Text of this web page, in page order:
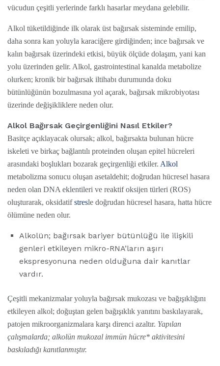
vücudun çeşitli yerlerinde farklı hasarlar meydana gelebilir.
Alkol tüketildiğinde ilk olarak üst bağırsak sisteminde emilip,
daha sonra kan yoluyla karaciğere girdiğinden; ince bağırsak ve
kalın bağırsak üzerindeki etkisi, büyük ölçüde dolaşım, yani kan
yolu üzerinden gelir. Alkol, gastrointestinal kanalda metabolize
olurken; kronik bir bağırsak iltihabı durumunda doku
bütünlüğünün bozulmasına yol açarak, bağırsak mikrobiyotası
üzerinde değişikliklere neden olur.
Alkol Bağırsak Geçirgenliğini Nasıl Etkiler?
Basitçe açıklayacak olursak; alkol, bağırsakta bulunan hücre
iskeleti ve birkaç bağlantılı proteinden oluşan epitel hücreleri
arasındaki boşlukları bozarak geçirgenliği etkiler. Alkol
metabolizma sonucu oluşan asetaldehit; doğrudan hücresel hasara
neden olan DNA eklentileri ve reaktif oksijen türleri (ROS)
oluşturarak, oksidatifstresle doğrudan hücresel hasara, hatta hücre
ölümüne neden olur.
Alkolün; bağırsak bariyer bütünlüğü ile ilişkili
genleri etkileyen mikro-RNA’ların aşırı
ekspresyonuna neden olduğuna dair kanıtlar
vardır.
Çeşitli mekanizmalar yoluyla bağırsak mukozası ve bağışıklığını
etkileyen alkol; doğuştan gelen bağışıklık yanıtını baskılayarak,
patojen mikroorganizmalara karşı direnci azaltır. Yapılan
çalışmalarda; alkolün mukozal immün hücre* aktivitesini
baskıladığı kanıtlanmıştır.